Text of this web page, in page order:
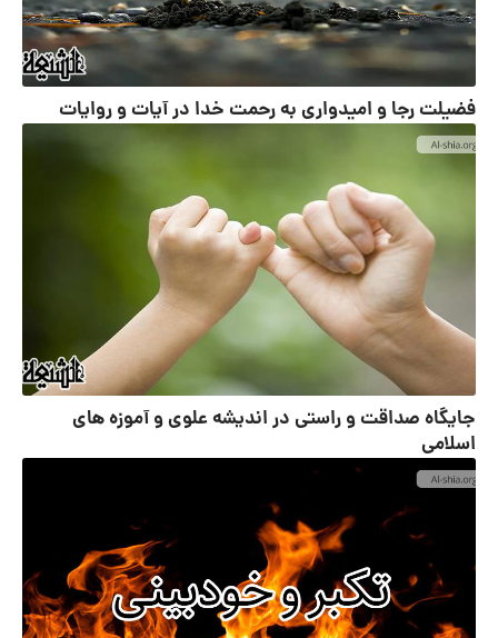
فضیلت رجا و امیدواری به رحمت خدا در آیات و روایات
جایگاه صداقت و راستی در اندیشه علوی و آموزه های
اسلامی